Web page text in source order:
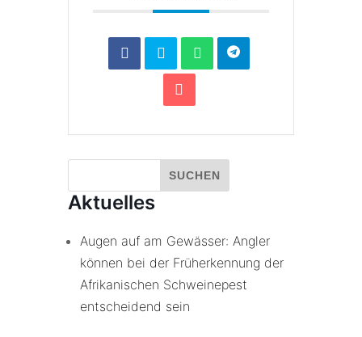
Aktuelles
Augen auf am Gewässer: Angler
können bei der Früherkennung der
Afrikanischen Schweinepest
entscheidend sein